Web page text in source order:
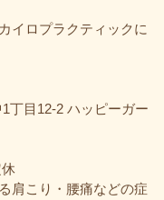
イロプラクティックに
丁目12-2 ハッピーガー
肩こり・腰痛などの症